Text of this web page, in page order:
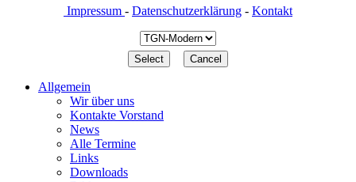
Impressum - Datenschutzerklärung - Kontakt
Allgemein
Wir über uns
Kontakte Vorstand
News
Alle Termine
Links
Downloads